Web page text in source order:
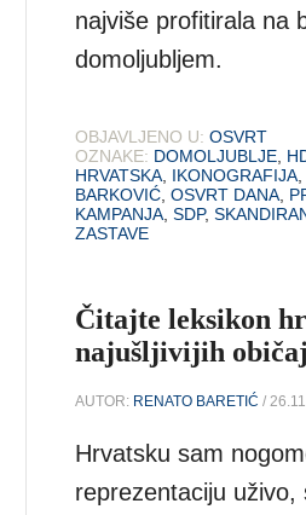
najviše profitirala na
domoljubljem.
OBJAVLJENO U: OSVRT
OZNAKE: DOMOLJUBLJE
HRVATSKA IKONOGRAFIJA
BARKOVIĆ ,OSVRT DANA
KAMPANJA ,SDP,
ZASTAVE
Čitajte leksikon
najušljivijih
AUTOR: RENATO BARETIĆ /
Hrvatsku sam
reprezentaciju uživo,